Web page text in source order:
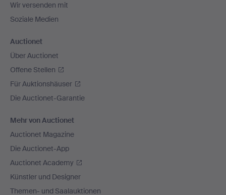
Wir versenden mit
Soziale Medien
Auctionet
Über Auctionet
Offene Stellen
Für Auktionshäuser
Die Auctionet-Garantie
Mehr von Auctionet
Auctionet Magazine
Die Auctionet-App
Auctionet Academy
Künstler und Designer
Themen- und Saalauktionen